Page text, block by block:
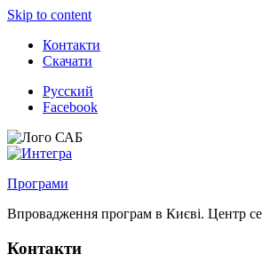
Skip to content
Контакти
Скачати
Русский
Facebook
Програми
Впровадження програм в Києві. Центр
Контакти